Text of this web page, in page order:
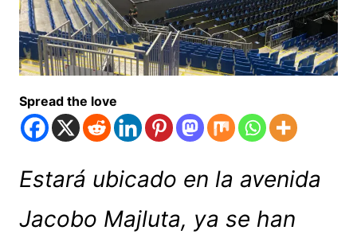
Spread the love
Estará ubicado en la avenida
Jacobo Majluta, ya se han